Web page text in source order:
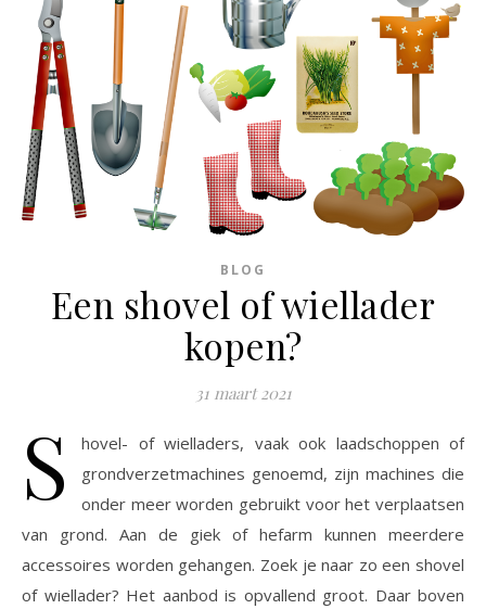
BLOG
Een shovel of wiellader
kopen?
31 maart 2021
S
hovel- of wielladers, vaak ook laadschoppen of
grondverzetmachines genoemd, zijn machines die
onder meer worden gebruikt voor het verplaatsen
van grond. Aan de giek of hefarm kunnen meerdere
accessoires worden gehangen. Zoek je naar zo een shovel
of wiellader? Het aanbod is opvallend groot. Daar boven